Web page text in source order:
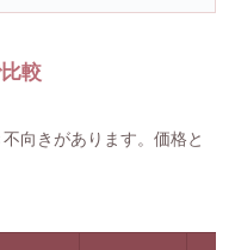
較
向きがあります。価格と